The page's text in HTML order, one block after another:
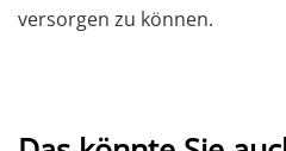
versorgen zu können.